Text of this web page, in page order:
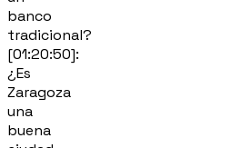
banco
tradicional?
[01:20:50]:
¿Es
Zaragoza
una
buena